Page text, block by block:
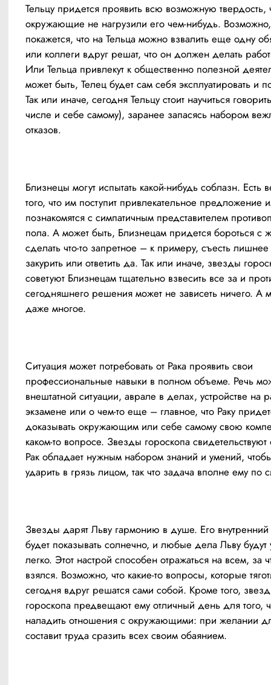
Тельцу придется проявить всю возможную твердость,
окружающие не нагрузили его чем-нибудь. Возможно,
покажется, что на Тельца можно взвалить еще одну
или коллеги вдруг решат, что он должен делать
Или Тельца привлекут к общественно полезной
может быть, Телец будет сам себя эксплуатировать и
Так или иначе, сегодня Тельцу стоит научиться
числе и себе самому), заранее запасясь набором
отказов.
Близнецы могут испытать какой-нибудь соблазн. Есть
того, что им поступит привлекательное предложение
познакомятся с симпатичным представителем
пола. А может быть, Близнецам придется бороться с
сделать что-то запретное – к примеру, съесть
закурить или ответить да. Так или иначе, звезды
советуют Близнецам тщательно взвесить все за и
сегодняшнего решения может не зависеть ничего. А
даже многое.
Ситуация может потребовать от Рака проявить свои
профессиональные навыки в полном объеме. Речь
внештатной ситуации, аврале в делах, устройстве на
экзамене или о чем-то еще – главное, что Раку
доказывать окружающим или себе самому свою
каком-то вопросе. Звезды гороскопа свидетельствуют
Рак обладает нужным набором знаний и умений,
ударить в грязь лицом, так что задача вполне ему по
Звезды дарят Льву гармонию в душе. Его
будет показывать солнечно, и любые дела Льву будут
легко. Этот настрой способен отражаться на всем, за
взялся. Возможно, что какие-то вопросы, которые
сегодня вдруг решатся сами собой. Кроме того,
гороскопа предвещают ему отличный день для того,
наладить отношения с окружающими: при желании
составит труда сразить всех своим обаянием.